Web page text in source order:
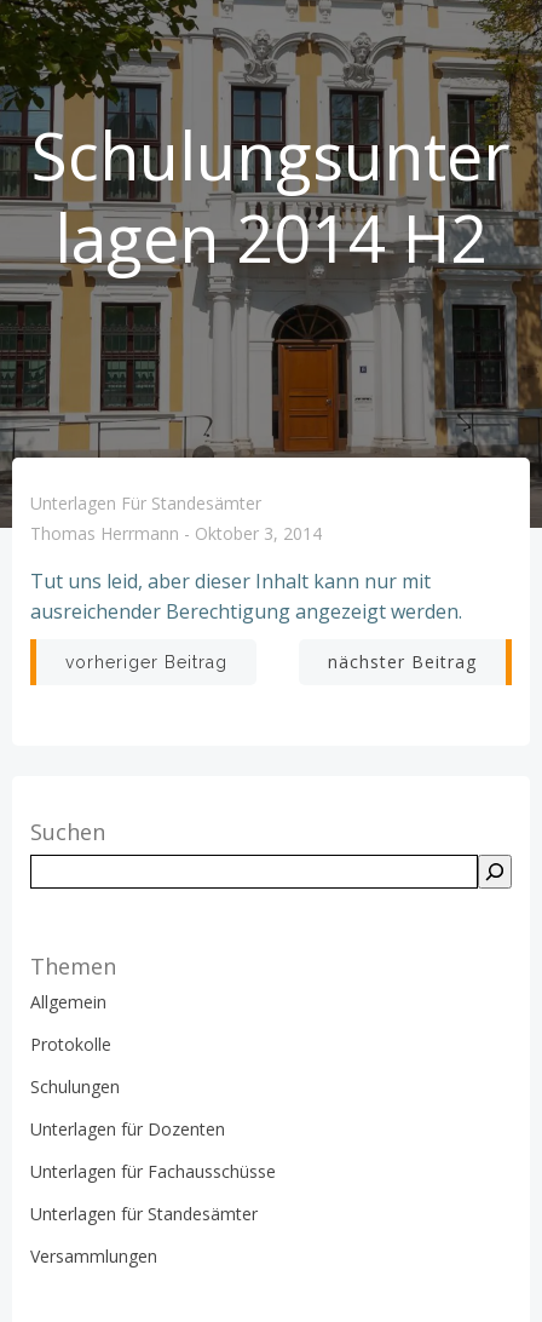
Schulungsunter
lagen 2014 H2
Unterlagen Für Standesämter
Thomas Herrmann - Oktober 3, 2014
Tut uns leid, aber dieser Inhalt kann nur mit
ausreichender Berechtigung angezeigt werden.
Beitragsnavigation
vorheriger Beitrag nächster Beitrag
Suchen
Themen
Allgemein
Protokolle
Schulungen
Unterlagen für Dozenten
Unterlagen für Fachausschüsse
Unterlagen für Standesämter
Versammlungen